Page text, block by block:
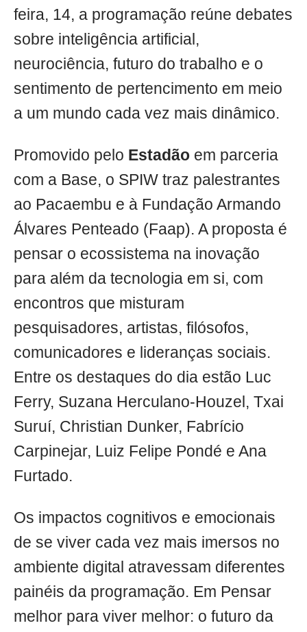
feira, 14, a programação reúne debates
sobre inteligência artificial,
neurociência, futuro do trabalho e o
sentimento de pertencimento em meio
a um mundo cada vez mais dinâmico.
Promovido pelo Estadão em parceria
com a Base, o SPIW traz palestrantes
ao Pacaembu e à Fundação Armando
Álvares Penteado (Faap). A proposta é
pensar o ecossistema na inovação
para além da tecnologia em si, com
encontros que misturam
pesquisadores, artistas, filósofos,
comunicadores e lideranças sociais.
Entre os destaques do dia estão Luc
Ferry, Suzana Herculano-Houzel, Txai
Suruí, Christian Dunker, Fabrício
Carpinejar, Luiz Felipe Pondé e Ana
Furtado.
Os impactos cognitivos e emocionais
de se viver cada vez mais imersos no
ambiente digital atravessam diferentes
painéis da programação. Em Pensar
melhor para viver melhor: o futuro da